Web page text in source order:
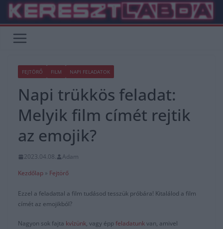
Skip
content
FEJTÖRŐ FILM NAPI FELADATOK
Napi trükkös feladat:
Melyik film címét rejtik
az emojik?
2023.04.08.
Adam
Kezdőlap » Fejtörő
Ezzel a feladattal a film tudásod tesszük próbára! Kitalálod a film
címét az emojikból?
Nagyon sok fajta kvízünk, vagy éppfeladatunkvan, amivel